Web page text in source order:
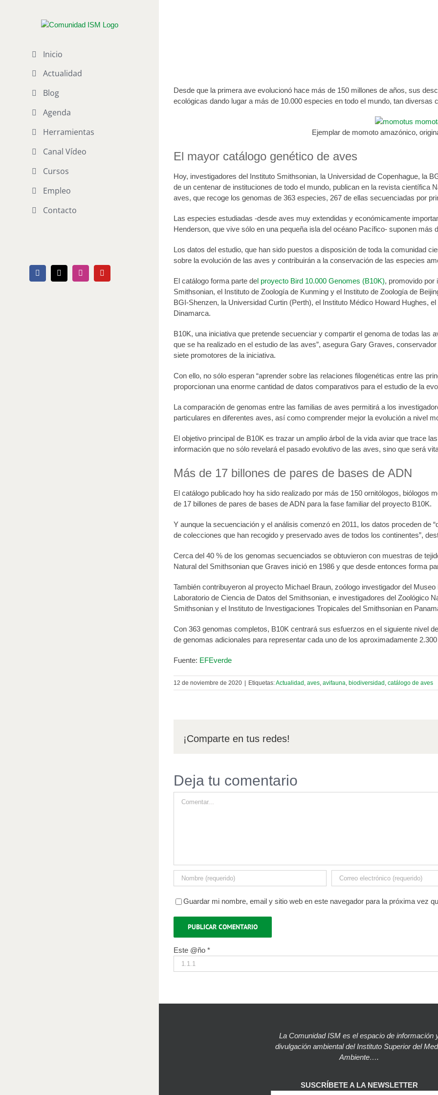
Inicio
Actualidad
Blog
Agenda
Herramientas
Canal Vídeo
Cursos
Empleo
Contacto
Facebook
X InstagramYouTube
Desde que la primera ave evolucionó hace más de 150 millones de años, sus
ecológicas dando lugar a más de 10.000 especies en todo el mundo, tan
Ejemplar de momoto amazónico,
El mayor catálogo genético de aves
Hoy, investigadores del Instituto Smithsonian, la Universidad de Copenhague, la
de un centenar de instituciones de todo el mundo, publican en la revista científica
aves, que recoge los genomas de 363 especies, 267 de ellas secuenciadas por
Las especies estudiadas -desde aves muy extendidas y económicamente
Henderson, que vive sólo en una pequeña isla del océano Pacífico- suponen más
Los datos del estudio, que han sido puestos a disposición de toda la comunidad
sobre la evolución de las aves y contribuirán a la conservación de las especies
El catálogo forma parte del proyecto Bird 10.000 Genomes (B10K), promovido por
Smithsonian, el Instituto de Zoología de Kunming y el Instituto de Zoología de
BGI-Shenzen, la Universidad Curtin (Perth), el Instituto Médico Howard Hughes,
Dinamarca.
B10K, una iniciativa que pretende secuenciar y compartir el genoma de todas las
que se ha realizado en el estudio de las aves”, asegura Gary Graves,
siete promotores de la iniciativa.
Con ello, no sólo esperan “aprender sobre las relaciones filogenéticas entre las
proporcionan una enorme cantidad de datos comparativos para el estudio de la
La comparación de genomas entre las familias de aves permitirá a los
particulares en diferentes aves, así como comprender mejor la evolución a nivel
El objetivo principal de B10K es trazar un amplio árbol de la vida aviar que trace
información que no sólo revelará el pasado evolutivo de las aves, sino que será
Más de 17 billones de pares de bases de ADN
El catálogo publicado hoy ha sido realizado por más de 150 ornitólogos, biólogos
de 17 billones de pares de bases de ADN para la fase familiar del proyecto B10K.
Y aunque la secuenciación y el análisis comenzó en 2011, los datos proceden de
de colecciones que han recogido y preservado aves de todos los continentes”,
Cerca del 40 % de los genomas secuenciados se obtuvieron con muestras de
Natural del Smithsonian que Graves inició en 1986 y que desde entonces forma
También contribuyeron al proyecto Michael Braun, zoólogo investigador del
Laboratorio de Ciencia de Datos del Smithsonian, e investigadores del Zoológico
Smithsonian y el Instituto de Investigaciones Tropicales del Smithsonian en
Con 363 genomas completos, B10K centrará sus esfuerzos en el siguiente nivel
de genomas adicionales para representar cada uno de los aproximadamente
Fuente: EFEverde
12 de noviembre de 2020 Etiquetas:Actualidad , aves, avifauna, biodiversidad , catálogo de aves
¡Comparte en tus redes!
Deja tu comentario
Guardar mi nombre, email y sitio web en este navegador para la próxima vez
Este @ño *
La Comunidad ISM es el espacio de información
divulgación ambiental del Instituto Superior del
Ambiente….
SUSCRÍBETE A LA NEWSLETTER